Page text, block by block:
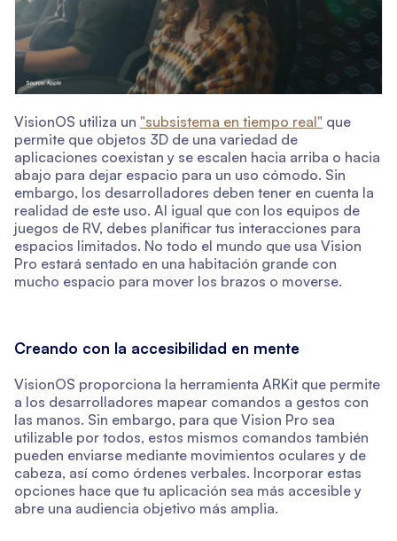
VisionOS utiliza un "subsistema en tiempo real" que
permite que objetos 3D de una variedad de
aplicaciones coexistan y se escalen hacia arriba o hacia
abajo para dejar espacio para un uso cómodo. Sin
embargo, los desarrolladores deben tener en cuenta la
realidad de este uso. Al igual que con los equipos de
juegos de RV, debes planificar tus interacciones para
espacios limitados. No todo el mundo que usa Vision
Pro estará sentado en una habitación grande con
mucho espacio para mover los brazos o moverse.
Creando con la accesibilidad en mente
VisionOS proporciona la herramienta ARKit que permite
a los desarrolladores mapear comandos a gestos con
las manos. Sin embargo, para que Vision Pro sea
utilizable por todos, estos mismos comandos también
pueden enviarse mediante movimientos oculares y de
cabeza, así como órdenes verbales. Incorporar estas
opciones hace que tu aplicación sea más accesible y
abre una audiencia objetivo más amplia.